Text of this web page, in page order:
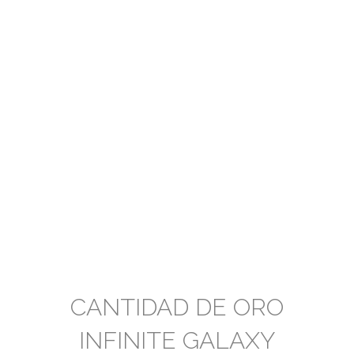
CANTIDAD DE ORO
INFINITE GALAXY